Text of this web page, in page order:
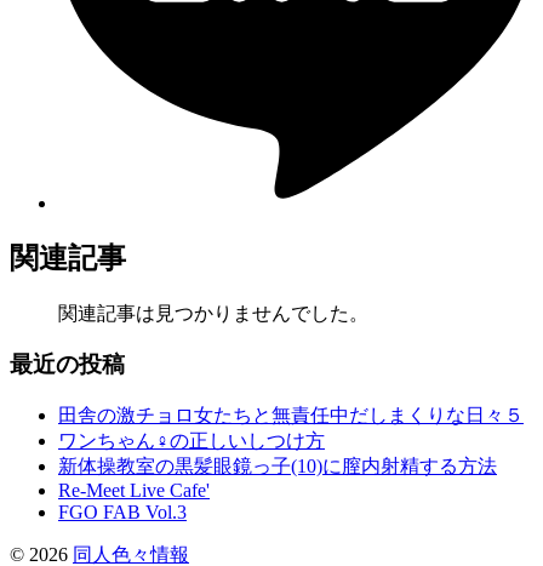
関連記事
関連記事は見つかりませんでした。
最近の投稿
田舎の激チョロ女たちと無責任中だしまくりな日々５
ワンちゃん♀の正しいしつけ方
新体操教室の黒髪眼鏡っ子(10)に膣内射精する方法
Re-Meet Live Cafe'
FGO FAB Vol.3
© 2026 同人色々情報